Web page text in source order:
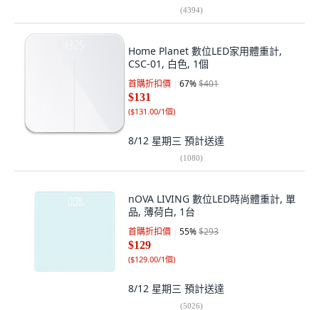
(4394)
Home Planet 數位LED家用體重計,
CSC-01, 白色, 1個
首購折扣價 67%$401
$131
($131.00/1個)
8/12 星期三 預計送達
(1080)
nOVA LIVING 數位LED時尚體重計, 單
品, 薄荷白, 1台
首購折扣價 55%$293
$129
($129.00/1個)
8/12 星期三 預計送達
(5026)